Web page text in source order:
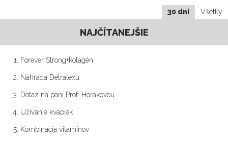
30 dní Všetky
NAJČÍTANEJŠIE
Forever Strong+kolagén
Náhrada Detralexu
Dotaz na paní Prof. Horákovou
Užívanie kvapiek
Kombinacia vitamínov